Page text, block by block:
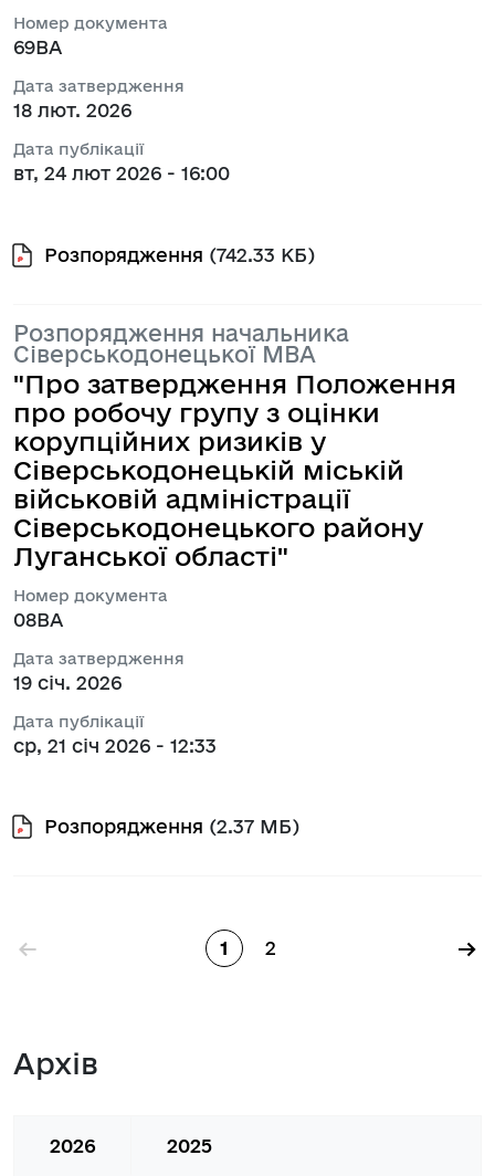
Номер документа
69ВА
Дата затвердження
18 лют. 2026
Дата публікації
вт, 24 лют 2026 - 16:00
Розпорядження (742.33 КБ)
Розпорядження начальника
Сіверськодонецької МВА
"Про затвердження Положення
про робочу групу з оцінки
корупційних ризиків у
Сіверськодонецькій міській
військовій адміністрації
Сіверськодонецького району
Луганської області"
Номер документа
08ВА
Дата затвердження
19 січ. 2026
Дата публікації
ср, 21 січ 2026 - 12:33
Розпорядження (2.37 МБ)
Розбивка на сторінки
← Сторінка
1
Сторінка
2 →
Архів
2026 2025